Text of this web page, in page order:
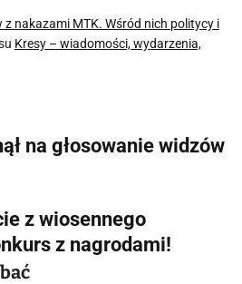
z nakazami MTK. Wśród nich politycy i
Kresy – wiadomości, wydarzenia,
na głosowanie widzów
z wiosennego
z nagrodami!